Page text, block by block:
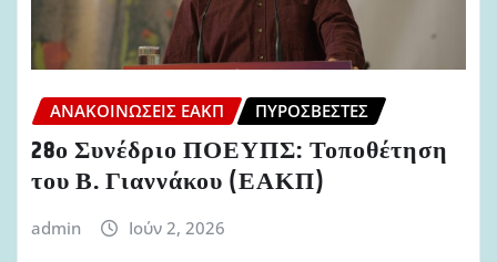
ΑΝΑΚΟΙΝΏΣΕΙΣ ΕΑΚΠ ΠΥΡΟΣΒΈΣΤΕΣ
28ο Συνέδριο ΠΟΕΥΠΣ: Τοποθέτηση
του Β. Γιαννάκου (ΕΑΚΠ)
admin Ιούν 2, 2026